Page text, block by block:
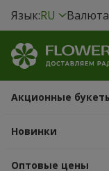
Язык:RU
Акционные
Новинки
Оптовые цены